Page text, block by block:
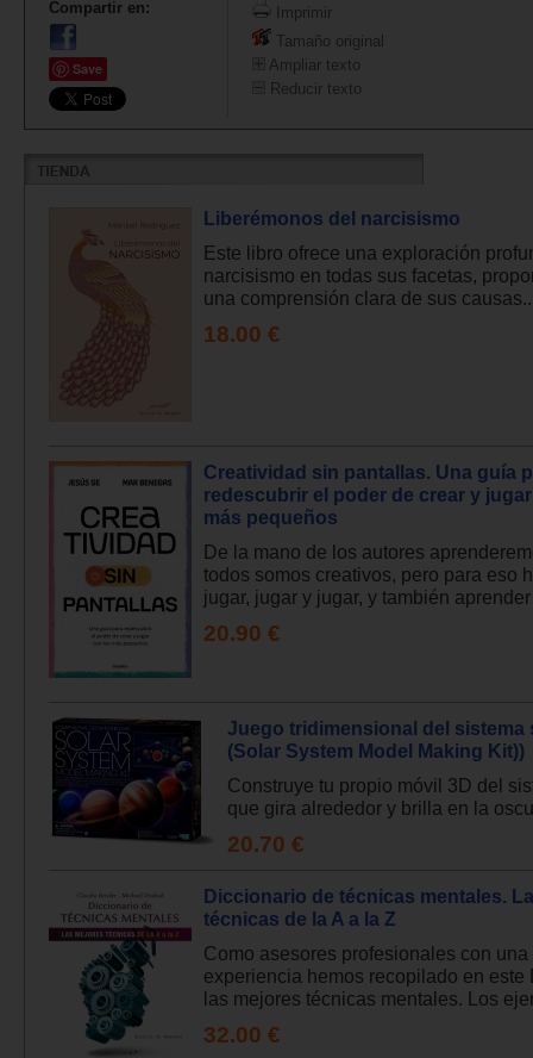
Compartir en:
Save
Imprimir
Tamaño original
Ampliar texto
Reducir texto
Liberémonos del narcisismo
Este libro ofrece una exploración
narcisismo en todas sus facetas,
una comprensión clara de sus
18.00 €
Creatividad sin pantallas. Una guía
redescubrir el poder de crear y
más pequeños
De la mano de los autores
todos somos creativos, pero para eso
jugar, jugar y jugar, y también
20.90 €
Juego tridimensional del sistema
(Solar System Model Making Kit))
Construye tu propio móvil 3D del
que gira alrededor y brilla en la
20.70 €
Diccionario de técnicas mentales.
técnicas de la A a la Z
Como asesores profesionales con una
experiencia hemos recopilado en este
las mejores técnicas mentales. Los
32.00 €